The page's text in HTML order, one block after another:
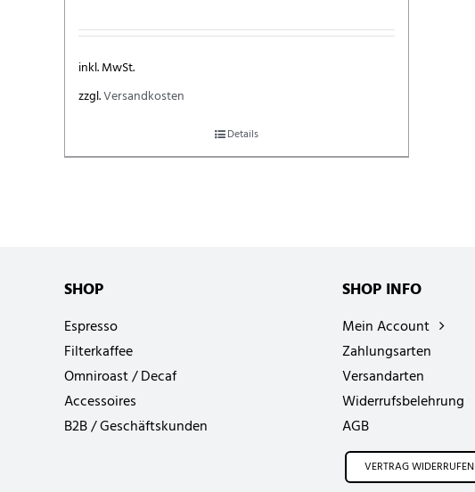
inkl. MwSt.
zzgl.Versandkosten
Details
SHOP
Espresso
Filterkaffee
Omniroast / Decaf
Accessoires
B2B / Geschäftskunden
SHOP INFO
Mein Account
Zahlungsarten
Versandarten
Widerrufsbelehrung
AGB
VERTRAG WIDERRUFEN